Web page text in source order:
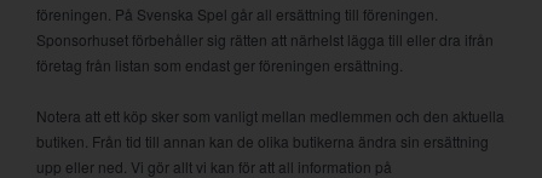
föreningen. På Svenska Spel går all ersättning till föreningen.
Sponsorhuset förbehåller sig rätten att närhelst lägga till eller dra ifrån
företag från listan som endast ger föreningen ersättning.
Notera att ett köp sker som vanligt mellan medlemmen och den aktuella
butiken. Från tid till annan kan de olika butikerna ändra sin ersättning
upp eller ned. Vi gör allt vi kan för att all information på